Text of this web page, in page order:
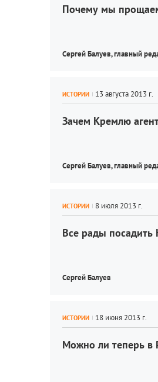
Почему мы
Сергей Балуев, главный
ИСТОРИИ
Зачем Кремлю
Сергей Балуев, главный
ИСТОРИИ
Все рады посадить
Сергей Балуев
ИСТОРИИ
Можно ли теперь в